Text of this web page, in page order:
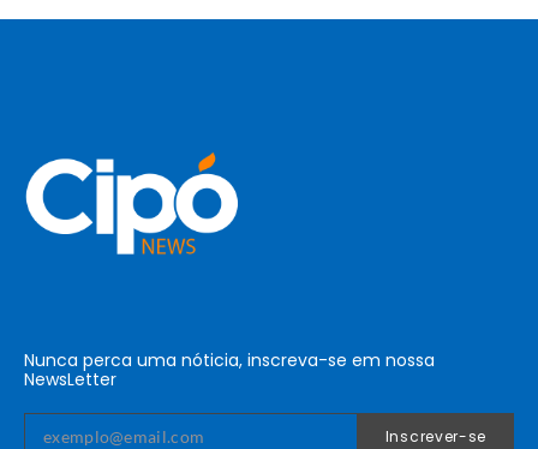
Nunca perca uma nóticia, inscreva-se em nossa
NewsLetter
Inscrever-se